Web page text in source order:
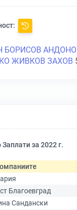
БОРИСОВ
ЖИВКОВ ЗАХОВ
за 2022 г.
Благоевград
Сандански